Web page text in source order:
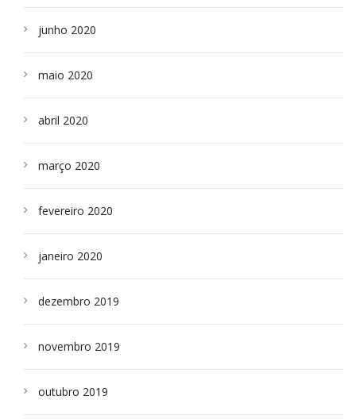
junho 2020
maio 2020
abril 2020
março 2020
fevereiro 2020
janeiro 2020
dezembro 2019
novembro 2019
outubro 2019